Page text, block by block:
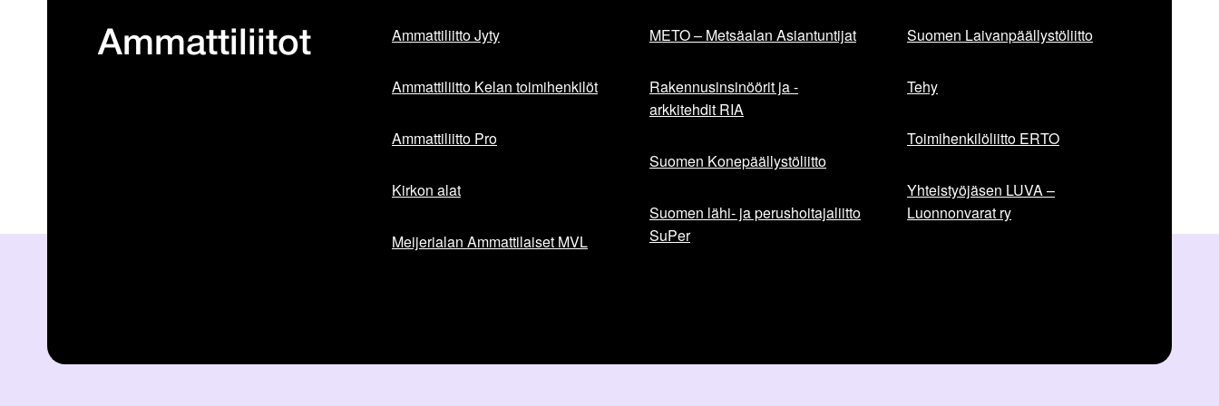
Ammattiliitot Ammattiliitto Jyty
Ammattiliitto Kelan toimihenkilöt
Ammattiliitto Pro
Kirkon alat
Meijerialan Ammattilaiset MVL
METO – Metsäalan Asiantuntijat
Rakennusinsinöörit ja -
arkkitehdit RIA
Suomen Konepäällystöliitto
Suomen lähi- ja perushoitajaliitto
SuPer
Suomen Laivanpäällystöliitto
Tehy
Toimihenkilöliitto ERTO
Yhteistyöjäsen LUVA –
Luonnonvarat ry